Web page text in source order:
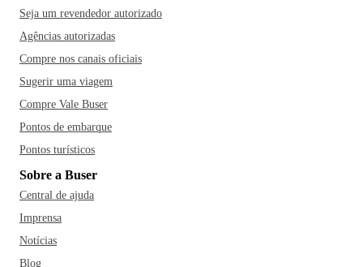
Seja um revendedor autorizado
Agências autorizadas
Compre nos canais oficiais
Sugerir uma viagem
Compre Vale Buser
Pontos de embarque
Pontos turísticos
Sobre a Buser
Central de ajuda
Imprensa
Notícias
Blog